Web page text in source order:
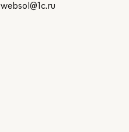
websol@1c.ru